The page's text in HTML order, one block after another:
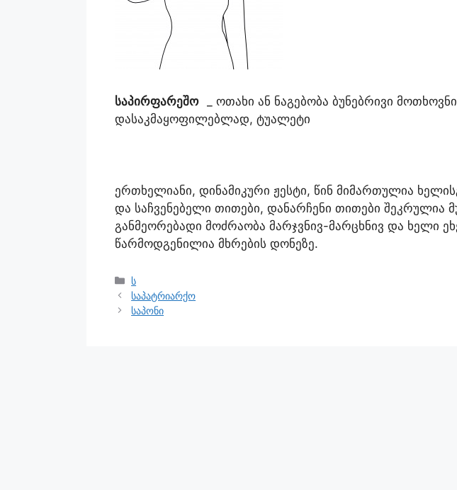
საპირფარეშო
_ ოთახი ან ნაგებობა ბუნებრივი
დასაკმაყოფილებლად, ტუალეტი
ერთხელიანი, დინამიკური ჟესტი, წინ მიმართულია
და საჩვენებელი თითები, დანარჩენი თითები შეკრულია
განმეორებადი მოძრაობა მარჯვნივ-მარცხნივ და ხელი
წარმოდგენილია მხრების დონეზე.
ს
საპატრიარქო
საპონი